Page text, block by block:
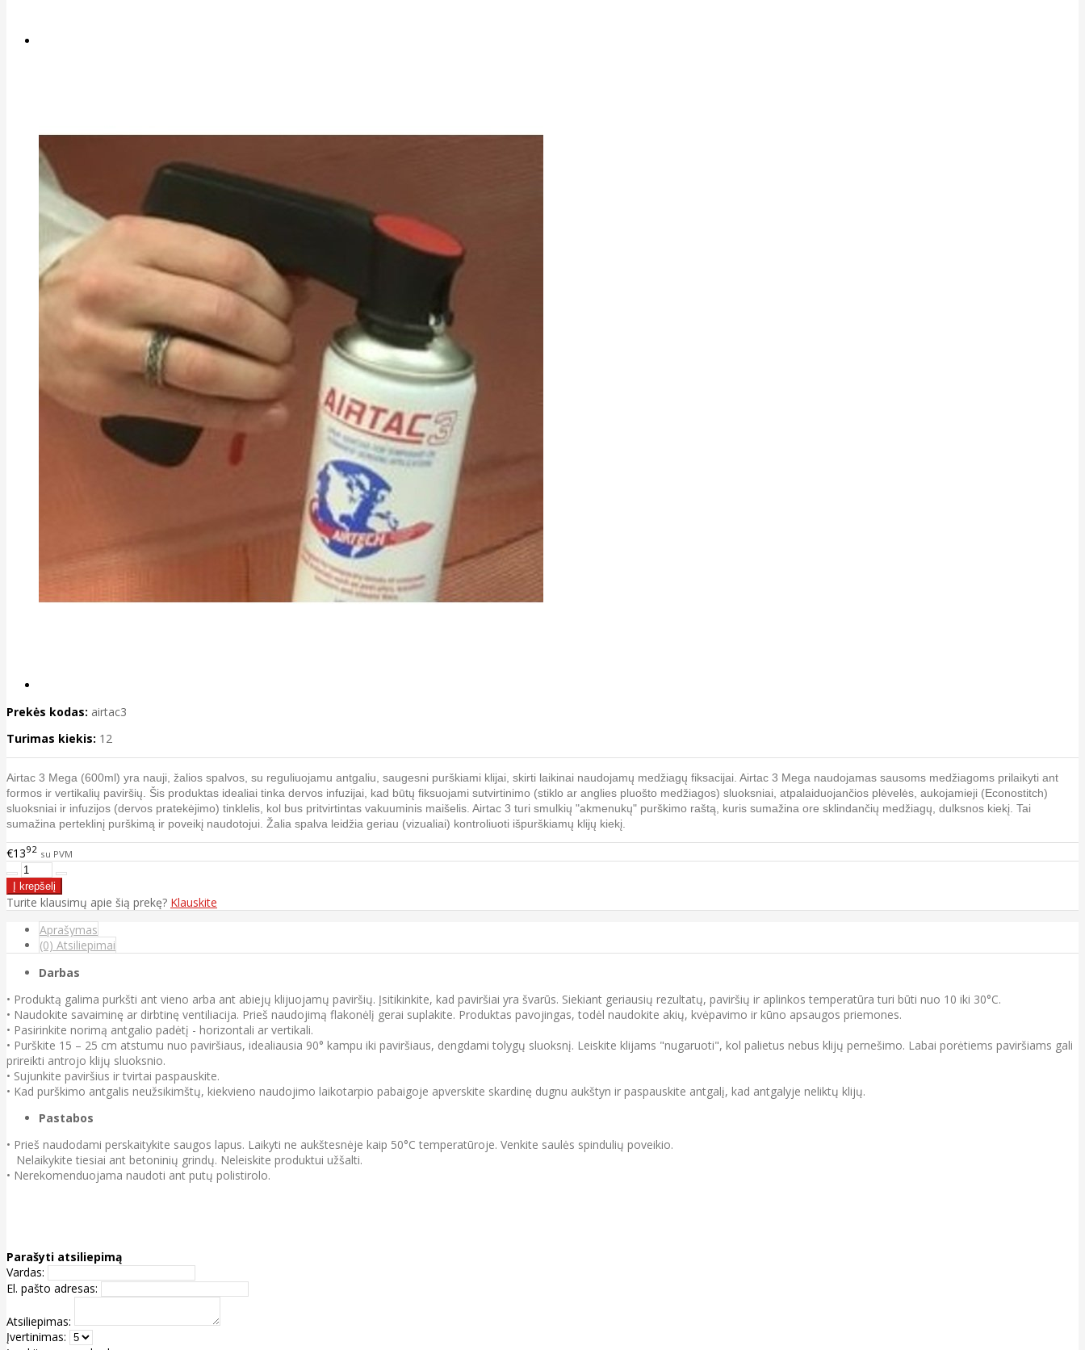
Prekės kodas: airtac3
Turimas kiekis: 12
Airtac 3 Mega (600ml) yra nauji, žalios spalvos, su reguliuojamu antgaliu, saugesni purškiami klijai, skirti laikinai naudojamų medžiagų fiksacijai. Airtac 3 Mega naudojamas sausoms medžiagoms prilaikyti ant
formos ir vertikalių paviršių. Šis produktas idealiai tinka dervos infuzijai, kad būtų fiksuojami sutvirtinimo (stiklo ar anglies pluošto medžiagos) sluoksniai, atpalaiduojančios plėvelės, aukojamieji (Econostitch)
sluoksniai ir infuzijos (dervos pratekėjimo) tinklelis, kol bus pritvirtintas vakuuminis maišelis. Airtac 3 turi smulkių "akmenukų" purškimo raštą, kuris sumažina ore sklindančių medžiagų, dulksnos kiekį. Tai
sumažina perteklinį purškimą ir poveikį naudotojui. Žalia spalva leidžia geriau (vizualiai) kontroliuoti išpurškiamų klijų kiekį.
€1392 su PVM
Turite klausimų apie šią prekę? Klauskite
Aprašymas
(0) Atsiliepimai
Darbas
• Produktą galima purkšti ant vieno arba ant abiejų klijuojamų paviršių. Įsitikinkite, kad paviršiai yra švarūs. Siekiant geriausių rezultatų, paviršių ir aplinkos temperatūra turi būti nuo 10 iki 30°C.
• Naudokite savaiminę ar dirbtinę ventiliacija. Prieš naudojimą flakonėlį gerai suplakite. Produktas pavojingas, todėl naudokite akių, kvėpavimo ir kūno apsaugos priemones.
• Pasirinkite norimą antgalio padėtį - horizontali ar vertikali.
• Purškite 15 – 25 cm atstumu nuo paviršiaus, idealiausia 90° kampu iki paviršiaus, dengdami tolygų sluoksnį. Leiskite klijams "nugaruoti", kol palietus nebus klijų pernešimo. Labai porėtiems paviršiams gali
prireikti antrojo klijų sluoksnio.
• Sujunkite paviršius ir tvirtai paspauskite.
• Kad purškimo antgalis neužsikimštų, kiekvieno naudojimo laikotarpio pabaigoje apverskite skardinę dugnu aukštyn ir paspauskite antgalį, kad antgalyje neliktų klijų.
Pastabos
• Prieš naudodami perskaitykite saugos lapus. Laikyti ne aukštesnėje kaip 50°C temperatūroje. Venkite saulės spindulių poveikio.
Nelaikykite tiesiai ant betoninių grindų. Neleiskite produktui užšalti.
• Nerekomenduojama naudoti ant putų polistirolo.
Parašyti atsiliepimą
Vardas:
El. pašto adresas:
Atsiliepimas:
Įvertinimas: